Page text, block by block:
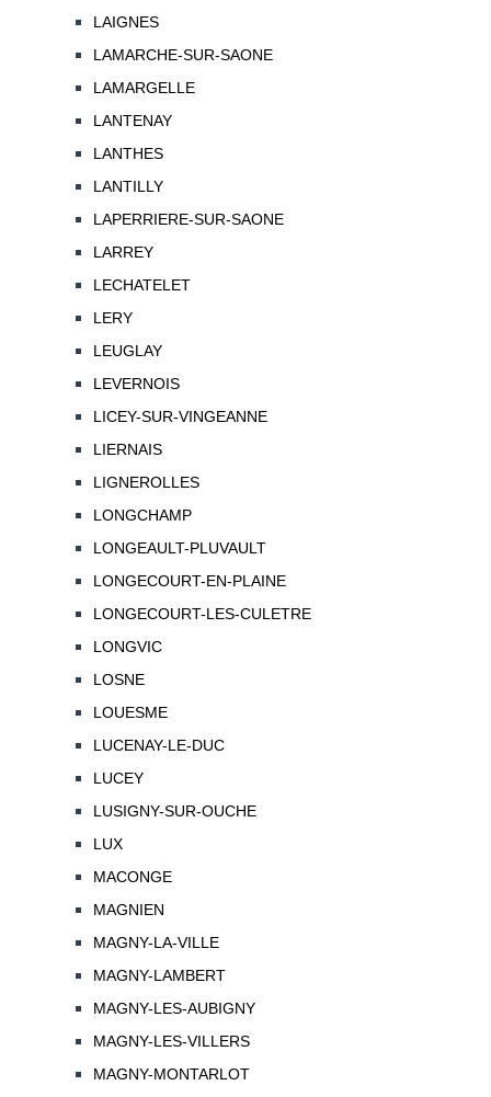
LAIGNES
LAMARCHE-SUR-SAONE
LAMARGELLE
LANTENAY
LANTHES
LANTILLY
LAPERRIERE-SUR-SAONE
LARREY
LECHATELET
LERY
LEUGLAY
LEVERNOIS
LICEY-SUR-VINGEANNE
LIERNAIS
LIGNEROLLES
LONGCHAMP
LONGEAULT-PLUVAULT
LONGECOURT-EN-PLAINE
LONGECOURT-LES-CULETRE
LONGVIC
LOSNE
LOUESME
LUCENAY-LE-DUC
LUCEY
LUSIGNY-SUR-OUCHE
LUX
MACONGE
MAGNIEN
MAGNY-LA-VILLE
MAGNY-LAMBERT
MAGNY-LES-AUBIGNY
MAGNY-LES-VILLERS
MAGNY-MONTARLOT